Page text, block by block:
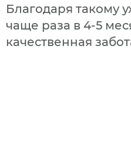
Благодаря такому
чаще раза в 4-5
качественная